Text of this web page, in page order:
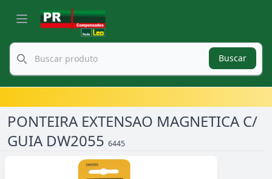
Buscar
PONTEIRA EXTENSAO MAGNETICA C/
GUIA DW2055 6445